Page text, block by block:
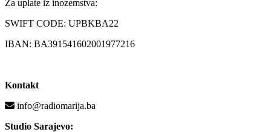
Za uplate iz inozemstva:
SWIFT CODE: UPBKBA22
IBAN: BA391541602001977216
Kontakt
info@radiomarija.ba
Studio Sarajevo: